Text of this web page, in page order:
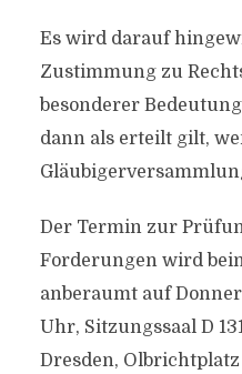
Es wird darauf
Zustimmung zu
besonderer
dann als erteilt gilt,
Der Termin zur
Forderungen wird
anberaumt auf
Uhr, Sitzungssaal D
Dresden, Olbrichtplatz